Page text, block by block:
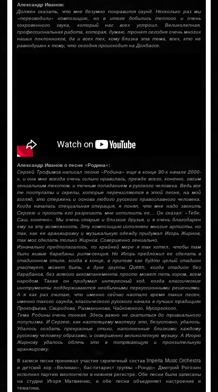
Александр Иванов:
Должен сказать, что мне безумно понравился саунд. Несколько раз мы
«пересводили» композицию, но в итоге добились теплого и очень
сокровенного звука, который нас всех устроил. Великолепная,
профессиональная работа, которая, думаю, тронет сегодня очень многих
наших поклонников, да и всех тех, кому близка эта тема, всех, кто не
равнодушен к тому, что сегодня происходит на Донбассе.
Александр Иванов о песне «Родина»:
Сергей Трофимов написал песню «Родина» еще в конце 90-х начале 2000-
х, и она мне всегда очень сильно нравилась, прежде всего, конечно, своим
гениальным текстом, и точным попаданием в русского человека. Ведь все
те постулаты и скрепы, которые перечисляются в этой песне, на мой
взгляд, это стержень и основа любого русского православного человека.
Когда началась специальная операция, я понял, что мне надо звонить
Сергею и просить его разрешить мне исполнить ее… Он сказал: «Тебе,
Саш, конечно». Мы очень старые и близкие друзья, и я очень благодарен
ему за эту возможность. Эту композицию исполняли многие артисты, но
так, как ее аранжировку и музыкальную одежду придумал Игорь Жирнов,
так мог сделать только Жирнов. Совершенно гениально.
Изначально предполагалось, по крайней мере я так хотел, чтобы там
были живые барабаны, ритм-секция. Но Игорь предложил ее сделать в
стадионном стиле, когда в конце, в припеве как будто целый стадион
участвует, может быть, в духе группы Queen, когда стадион без
барабанов, без всякого аккомпанемента просто может петь хором, всем
народом. Также он придумал интересный ход, когда классические
инструменты поддерживаются необычными перкуссионными решениями.
А я как раз считаю, что именно сейчас настало время таких песен,
именно такого саунда, классического русского начала в лучших традициях
Прокофьева, Свиридова, Рахманинова, Чайковского, Мусоргского.
Тема Родины очень тонкая. Здесь важно не скатиться до тривиального
популизма. И Сергею, как настоящему мастеру это, безусловно, удалось.
Удалось создать прекрасные стихи, наполненные близкими каждому
русскому человеку образами, и совершенно великолепную музыку. А Игорю
Жирнову удалось облечь это в потрясающую и пронзительную
аранжировку.
В записи песни принимал участие скрипичный состав Imperia Music Orchestra
и детский хор «Великан», бас-гитарист группы «Рондо» Дмитрий Рогозин
исполнил партию виолончели в нижнем регистре. Обе песни были записаны
на студии Игоря Матвиенко, и обе песни объединяет настроение и
тематика.